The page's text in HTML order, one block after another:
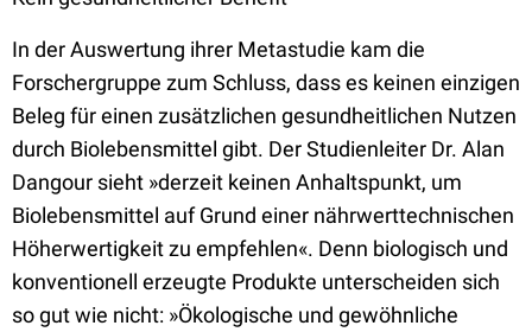
In der Auswertung ihrer Metastudie kam die
Forschergruppe zum Schluss, dass es keinen einzigen
Beleg für einen zusätzlichen gesundheitlichen Nutzen
durch Biolebensmittel gibt. Der Studienleiter Dr. Alan
Dangour sieht »derzeit keinen Anhaltspunkt, um
Biolebensmittel auf Grund einer nährwerttechnischen
Höherwertigkeit zu empfehlen«. Denn biologisch und
konventionell erzeugte Produkte unterscheiden sich
so gut wie nicht: »Ökologische und gewöhnliche